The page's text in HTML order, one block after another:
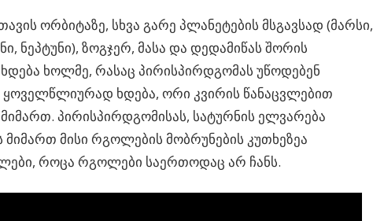
ორბიტაზე, სხვა გარე პლანეტების მსგავსად (მარსი,
ნეპტუნი), ზოგჯერ, მასა და დედამიწას შორის
ხოლმე, რასაც პირისპირდგომას უწოდებენ
ყოველწლიურად ხდება, ორი კვირის წანაცვლებით
პირისპირდგომისას, სატურნის ელვარება
მისი რგოლების მობრუნების კუთხეზეა
როცა რგოლები საერთოდაც არ ჩანს.